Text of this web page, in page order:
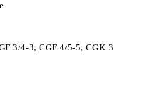
3/4-3, CGF 4/5-5, CGK 3